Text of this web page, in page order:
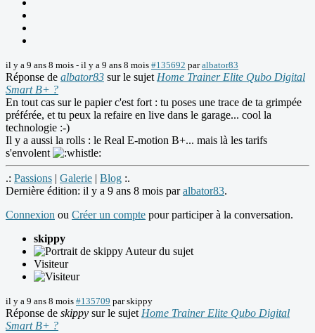
il y a 9 ans 8 mois - il y a 9 ans 8 mois #135692 paralbator83
Réponse de albator83 sur le sujet Home Trainer Elite Qubo Digital
Smart B+ ?
En tout cas sur le papier c'est fort : tu poses une trace de ta grimpée
préférée, et tu peux la refaire en live dans le garage... cool la
technologie :-)
Il y a aussi la rolls : le Real E-motion B+... mais là les tarifs
s'envolent
.: Passions | Galerie | Blog :.
Dernière édition: il y a 9 ans 8 mois paralbator83.
Connexion ou Créer un compte pour participer à la conversation.
skippy
Auteur du sujet
Visiteur
il y a 9 ans 8 mois #135709 parskippy
Réponse de skippy sur le sujet Home Trainer Elite Qubo Digital
Smart B+ ?